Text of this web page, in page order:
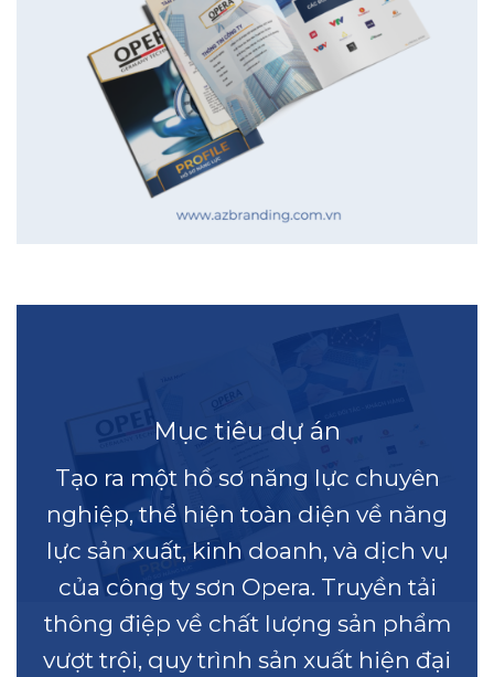
Mục tiêu dự án
Tạo ra một hồ sơ năng lực chuyên
nghiệp, thể hiện toàn diện về năng
lực sản xuất, kinh doanh, và dịch vụ
của công ty sơn Opera. Truyền tải
thông điệp về chất lượng sản phẩm
vượt trội, quy trình sản xuất hiện đại